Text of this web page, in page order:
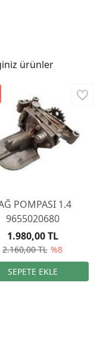
ürünler
POMPASI 1.4
9655020680
2.160,00 TL %8
1.980,00 TL